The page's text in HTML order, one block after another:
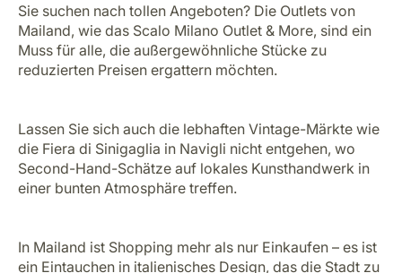
Sie suchen nach tollen Angeboten? Die Outlets von
Mailand, wie das Scalo Milano Outlet & More, sind ein
Muss für alle, die außergewöhnliche Stücke zu
reduzierten Preisen ergattern möchten.
Lassen Sie sich auch die lebhaften Vintage-Märkte wie
die Fiera di Sinigaglia in Navigli nicht entgehen, wo
Second-Hand-Schätze auf lokales Kunsthandwerk in
einer bunten Atmosphäre treffen.
In Mailand ist Shopping mehr als nur Einkaufen – es ist
ein Eintauchen in italienisches Design, das die Stadt zu